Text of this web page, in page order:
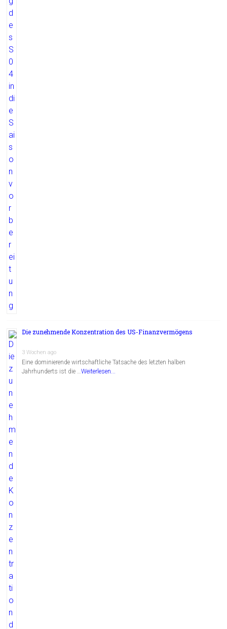
Die zunehmende Konzentration des US-Finanzvermögens
3 Wochen ago
Eine dominierende wirtschaftliche Tatsache des letzten halben
Jahrhunderts ist die …Weiterlesen...